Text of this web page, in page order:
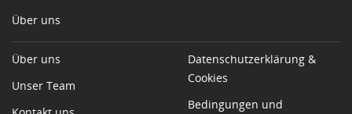
Über uns
Über uns
Unser Team
Datenschutzerklärung &
Cookies
Bedingungen und